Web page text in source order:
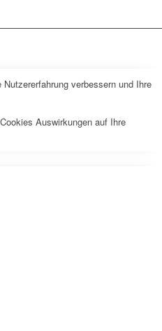
verbessern und Ihre
Auswirkungen auf Ihre